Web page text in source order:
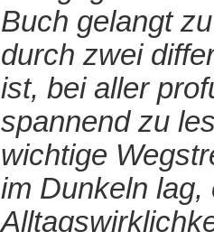
Buch gelangt
durch zwei
ist, bei aller
spannend zu
wichtige
im Dunkeln